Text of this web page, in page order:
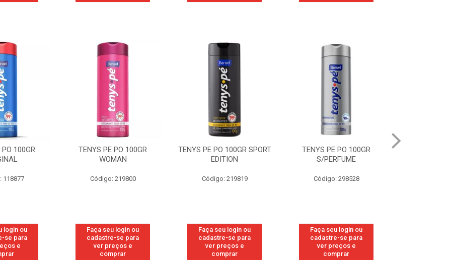
100GR
118877
login ou
se para
e
TENYS PE PO 100GR
WOMAN
Código: 219800
Faça seu login ou
cadastre-se para
ver preços e
comprar
TENYS PE PO 100GR SPORT
EDITION
Código: 219819
Faça seu login ou
cadastre-se para
ver preços e
comprar
TENYS PE PO 100GR
S/PERFUME
Código: 298528
Faça seu login ou
cadastre-se para
ver preços e
comprar